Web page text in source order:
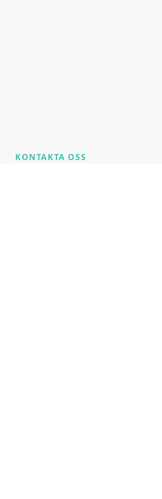
KONTAKTA OSS